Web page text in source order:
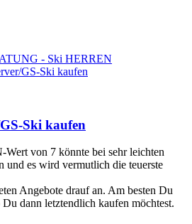
- Ski HERREN
GS-Ski kaufen
Ski kaufen
von 7 könnte bei sehr leichten
und es wird vermutlich die teuerste
Angebote drauf an. Am besten Du
dann letztendlich kaufen möchtest.